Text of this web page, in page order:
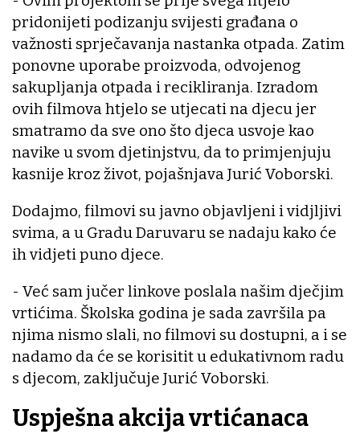
pridonijeti podizanju svijesti građana o
važnosti sprječavanja nastanka otpada. Zatim
ponovne uporabe proizvoda, odvojenog
sakupljanja otpada i recikliranja. Izradom
ovih filmova htjelo se utjecati na djecu jer
smatramo da sve ono što djeca usvoje kao
navike u svom djetinjstvu, da to primjenjuju
kasnije kroz život, pojašnjava Jurić Voborski.
Dodajmo, filmovi su javno objavljeni i vidjljivi
svima, a u Gradu Daruvaru se nadaju kako će
ih vidjeti puno djece.
- Već sam jučer linkove poslala našim dječjim
vrtićima. Školska godina je sada završila pa
njima nismo slali, no filmovi su dostupni, a i se
nadamo da će se korisitit u edukativnom radu
s djecom, zaključuje Jurić Voborski.
Uspješna akcija vrtićanaca